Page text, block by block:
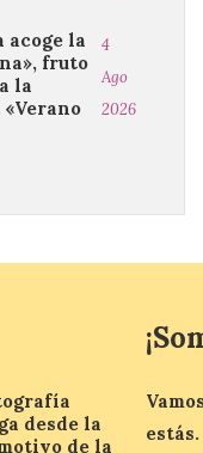
acoge la
fruto
la
4
Ago
2026
desde la
de la
estás.